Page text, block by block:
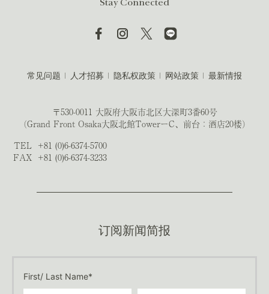
Stay Connected
常见问题 人才招募 隐私权政策 网站政策 最新情报
〒530-0011 大阪府大阪市北区大深町3番60号
（Grand Front Osaka大阪北館TowerーC、前台：酒店20楼）
TEL +81 (0)6-6374-5700
FAX +81 (0)6-6374-3233
订阅新闻简报
First/ Last Name*